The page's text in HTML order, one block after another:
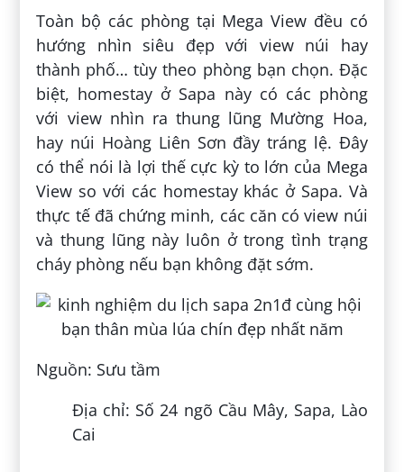
Toàn bộ các phòng tại Mega View đều có
hướng nhìn siêu đẹp với view núi hay
thành phố… tùy theo phòng bạn chọn. Đặc
biệt, homestay ở Sapa này có các phòng
với view nhìn ra thung lũng Mường Hoa,
hay núi Hoàng Liên Sơn đầy tráng lệ. Đây
có thể nói là lợi thế cực kỳ to lớn của Mega
View so với các homestay khác ở Sapa. Và
thực tế đã chứng minh, các căn có view núi
và thung lũng này luôn ở trong tình trạng
cháy phòng nếu bạn không đặt sớm.
Nguồn: Sưu tầm
Địa chỉ: Số 24 ngõ Cầu Mây, Sapa, Lào
Cai